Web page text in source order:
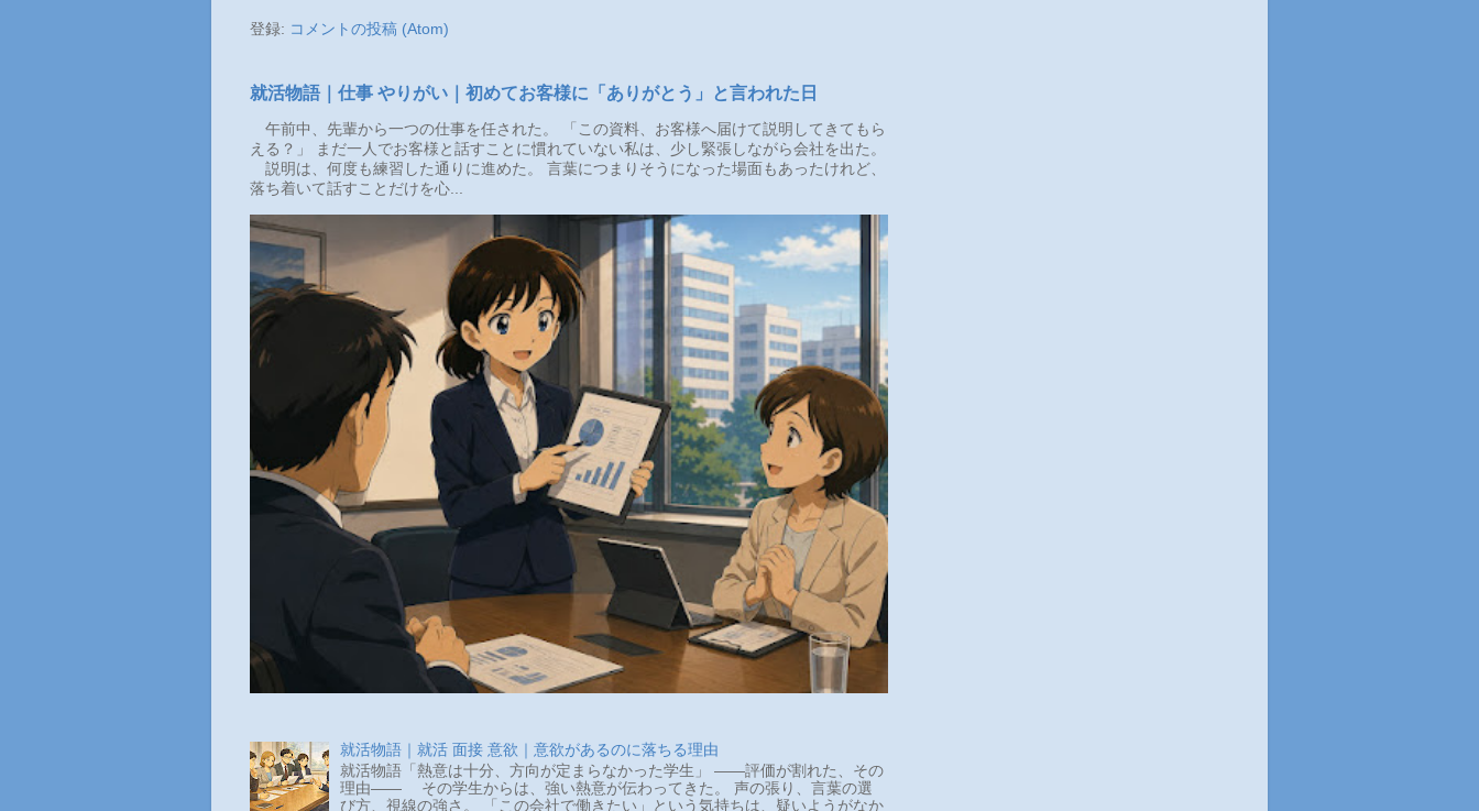
登録: コメントの投稿 (Atom)
就活物語｜仕事 やりがい｜初めてお客様に「ありがとう」と言われた日
午前中、先輩から一つの仕事を任された。 「この資料、お客様へ届けて説明してきてもら
える？」 まだ一人でお客様と話すことに慣れていない私は、少し緊張しながら会社を出た。
説明は、何度も練習した通りに進めた。 言葉につまりそうになった場面もあったけれど、
落ち着いて話すことだけを心...
就活物語｜就活 面接 意欲｜意欲があるのに落ちる理由
就活物語「熱意は十分、方向が定まらなかった学生」 ――評価が割れた、その
理由―― その学生からは、強い熱意が伝わってきた。 声の張り、言葉の選
び方、視線の強さ。 「この会社で働きたい」という気持ちは、疑いようがなか